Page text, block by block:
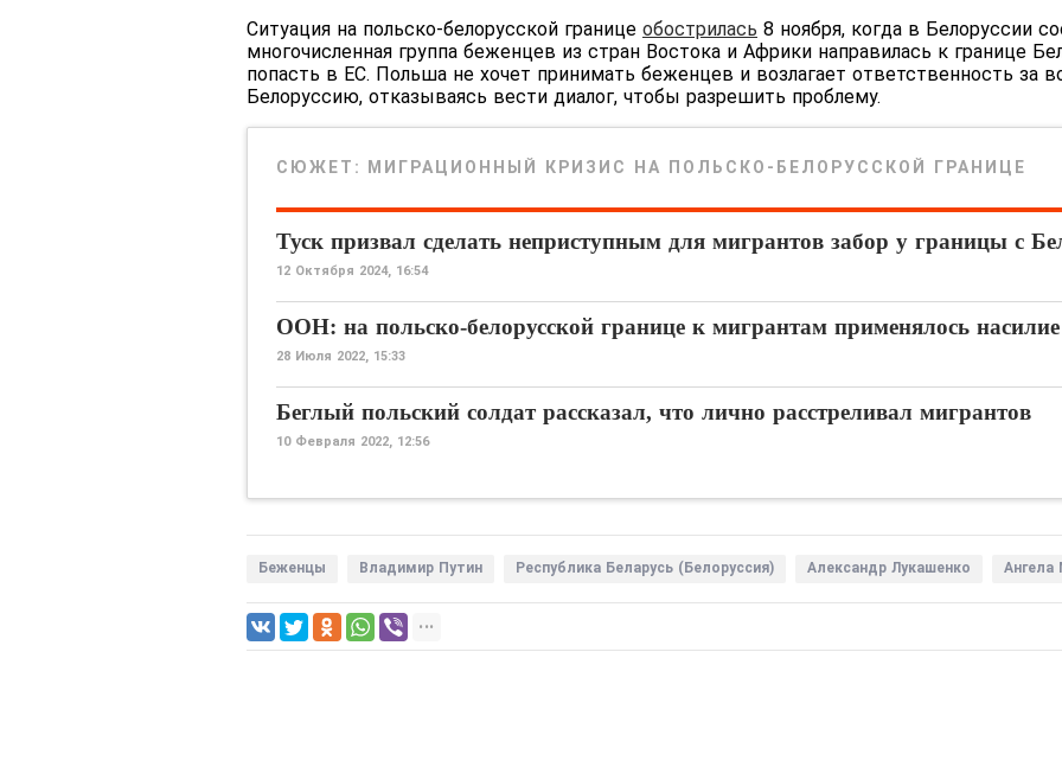
Ситуация на польско-белорусской границе обострилась 8 ноября, когда в Белоруссии
многочисленная группа беженцев из стран Востока и Африки направилась к границе
попасть в ЕС. Польша не хочет принимать беженцев и возлагает ответственность за
Белоруссию, отказываясь вести диалог, чтобы разрешить проблему.
СЮЖЕТ: МИГРАЦИОННЫЙ КРИЗИС НА ПОЛЬСКО-БЕЛОРУССКОЙ ГРАНИЦЕ
Туск призвал сделать неприступным для мигрантов забор у границы с
12 Октября 2024, 16:54
ООН: на польско-белорусской границе к мигрантам применялось насилие
28 Июля 2022, 15:33
Беглый польский солдат рассказал, что лично расстреливал мигрантов
10 Февраля 2022, 12:56
Беженцы Владимир Путин Республика Беларусь (Белоруссия) Александр Лукашенко Ангела